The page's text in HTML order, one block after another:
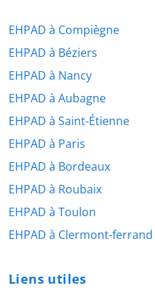
EHPAD à Compiègne
EHPAD à Béziers
EHPAD à Nancy
EHPAD à Aubagne
EHPAD à Saint-Étienne
EHPAD à Paris
EHPAD à Bordeaux
EHPAD à Roubaix
EHPAD à Toulon
EHPAD à Clermont-ferrand
Liens utiles